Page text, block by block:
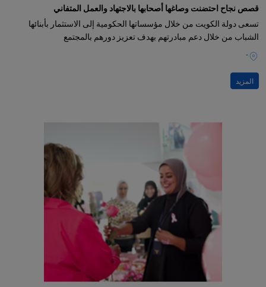
قصص نجاح احتضنت وصاغها أصحابها بالاجتهاد والعمل المتفاني
تسعى دولة الكويت من خلال مؤسساتها الحكومية إلى الاستثمار بأبنائها
الشباب من خلال دعم مبادرتهم بهدف تعزيز دورهم بالمجتمع
-
المزيد